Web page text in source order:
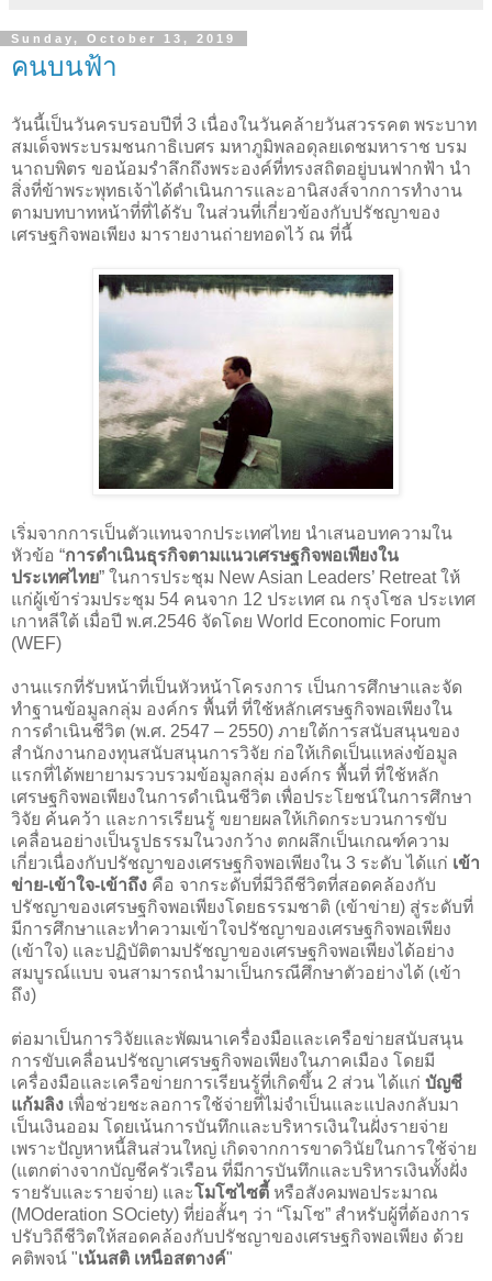
Sunday, October 13, 2019
คนบนฟ้า
วันนี้เป็นวันครบรอบปีที่ 3 เนื่องในวันคล้ายวันสวรรคต พระบาท
สมเด็จพระบรมชนกาธิเบศร มหาภูมิพลอดุลยเดชมหาราช บรม
นาถบพิตร ขอน้อมรำลึกถึงพระองค์ที่ทรงสถิตอยู่บนฟากฟ้า นำ
สิ่งที่ข้าพระพุทธเจ้าได้ดำเนินการและอานิสงส์จากการทำงาน
ตามบทบาทหน้าที่ที่ได้รับ ในส่วนที่เกี่ยวข้องกับปรัชญาของ
เศรษฐกิจพอเพียง มารายงานถ่ายทอดไว้ ณ ที่นี้
เริ่มจากการเป็นตัวแทนจากประเทศไทย นำเสนอบทความใน
หัวข้อ “การดำเนินธุรกิจตามแนวเศรษฐกิจพอเพียงใน
ประเทศไทย” ในการประชุม New Asian Leaders’ Retreat ให้
แก่ผู้เข้าร่วมประชุม 54 คนจาก 12 ประเทศ ณ กรุงโซล ประเทศ
เกาหลีใต้ เมื่อปี พ.ศ.2546 จัดโดย World Economic Forum
(WEF)
งานแรกที่รับหน้าที่เป็นหัวหน้าโครงการ เป็นการศึกษาและจัด
ทำฐานข้อมูลกลุ่ม องค์กร พื้นที่ ที่ใช้หลักเศรษฐกิจพอเพียงใน
การดำเนินชีวิต (พ.ศ. 2547 – 2550) ภายใต้การสนับสนุนของ
สำนักงานกองทุนสนับสนุนการวิจัย ก่อให้เกิดเป็นแหล่งข้อมูล
แรกที่ได้พยายามรวบรวมข้อมูลกลุ่ม องค์กร พื้นที่ ที่ใช้หลัก
เศรษฐกิจพอเพียงในการดำเนินชีวิต เพื่อประโยชน์ในการศึกษา
วิจัย ค้นคว้า และการเรียนรู้ ขยายผลให้เกิดกระบวนการขับ
เคลื่อนอย่างเป็นรูปธรรมในวงกว้าง ตกผลึกเป็นเกณฑ์ความ
เกี่ยวเนื่องกับปรัชญาของเศรษฐกิจพอเพียงใน 3 ระดับ ได้แก่ เข้า
ข่าย-เข้าใจ-เข้าถึง คือ จากระดับที่มีวิถีชีวิตที่สอดคล้องกับ
ปรัชญาของเศรษฐกิจพอเพียงโดยธรรมชาติ (เข้าข่าย) สู่ระดับที่
มีการศึกษาและทำความเข้าใจปรัชญาของเศรษฐกิจพอเพียง
(เข้าใจ) และปฏิบัติตามปรัชญาของเศรษฐกิจพอเพียงได้อย่าง
สมบูรณ์แบบ จนสามารถนำมาเป็นกรณีศึกษาตัวอย่างได้ (เข้า
ถึง)
ต่อมาเป็นการวิจัยและพัฒนาเครื่องมือและเครือข่ายสนับสนุน
การขับเคลื่อนปรัชญาเศรษฐกิจพอเพียงในภาคเมือง โดยมี
เครื่องมือและเครือข่ายการเรียนรู้ที่เกิดขึ้น 2 ส่วน ได้แก่ บัญชี
แก้มลิง เพื่อช่วยชะลอการใช้จ่ายที่ไม่จำเป็นและแปลงกลับมา
เป็นเงินออม โดยเน้นการบันทึกและบริหารเงินในฝั่งรายจ่าย
เพราะปัญหาหนี้สินส่วนใหญ่ เกิดจากการขาดวินัยในการใช้จ่าย
(แตกต่างจากบัญชีครัวเรือน ที่มีการบันทึกและบริหารเงินทั้งฝั่ง
รายรับและรายจ่าย) และโมโซไซตี้ หรือสังคมพอประมาณ
(MOderation SOciety) ที่ย่อสั้นๆ ว่า “โมโซ” สำหรับผู้ที่ต้องการ
ปรับวิถีชีวิตให้สอดคล้องกับปรัชญาของเศรษฐกิจพอเพียง ด้วย
คติพจน์ "เน้นสติ เหนือสตางค์"